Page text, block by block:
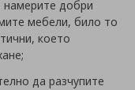
намерите добри
мебели, било то
което
да разчупите